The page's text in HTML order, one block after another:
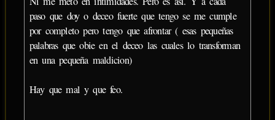
paso que doy o deceo fuerte que tengo se me cumple
por completo pero tengo que afrontar ( esas pequeñas
palabras que obie en el deceo las cuales lo transforman
en una pequeña maldicion)
Hay que mal y que feo.